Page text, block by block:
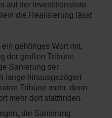
auf der Investitionsliste
die Realisierung lässt
gehöriges Wort mit,
der großen Tribüne
Sanierung der
lange hinausgezögert
Tribüne mehr, denn
mehr dort stattfinden.
die Sanierung